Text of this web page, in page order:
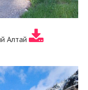
Алтай